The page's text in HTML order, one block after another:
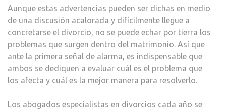
Aunque estas advertencias pueden ser dichas en medio
de una discusión acalorada y difícilmente llegue a
concretarse el divorcio, no se puede echar por tierra los
problemas que surgen dentro del matrimonio. Así que
ante la primera señal de alarma, es indispensable que
ambos se dediquen a evaluar cuál es el problema que
los afecta y cuál es la mejor manera para resolverlo.
Los abogados especialistas en divorcios cada año se